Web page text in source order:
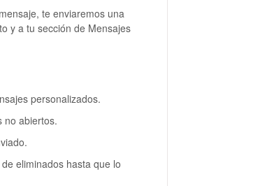
te enviaremos una
y a tu sección de Mensajes
personalizados.
no abiertos.
eliminados hasta que lo